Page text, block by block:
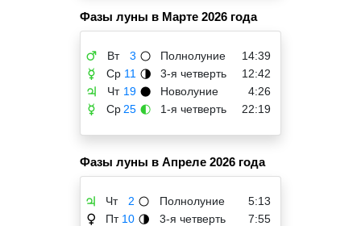
Фазы луны в Марте 2026 года
♂ Вт 3 🌕 Полнолуние 14:39
☿ Ср 11 🌗 3-я четверть 12:42
♃ Чт 19 🌑 Новолуние 4:26
☿ Ср 25 🌓 1-я четверть 22:19
Фазы луны в Апреле 2026 года
♃ Чт 2 🌕 Полнолуние 5:13
♀ Пт 10 🌗 3-я четверть 7:55